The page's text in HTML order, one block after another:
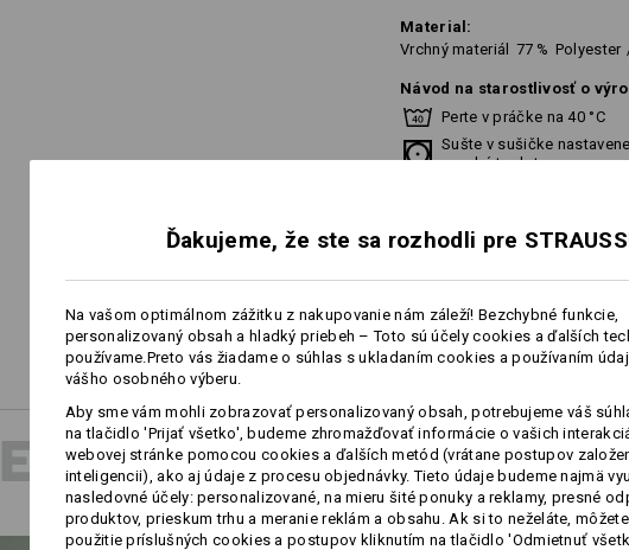
Material:
Vrchný materiál
77 % Polyester
Návod na starostlivosť o
Perte v práčke na 40 °C
Sušte v sušičke
vysokú teplotu
Prispôsobenie:
viac
INFORMÁCIE
Ďakujeme, že ste sa rozhodli pre
Na vašom optimálnom zážitku z nakupovanie nám záleží! Bezchybné funkcie,
personalizovaný obsah a hladký priebeh – Toto sú účely cookies a ďalších
používame.Preto vás žiadame o súhlas s ukladaním cookies a používaním
vášho osobného výberu.
Aby sme vám mohli zobrazovať personalizovaný obsah, potrebujeme váš
na tlačidlo 'Prijať všetko', budeme zhromažďovať informácie o vašich
webovej stránke pomocou cookies a ďalších metód (vrátane postupov
inteligencii), ako aj údaje z procesu objednávky. Tieto údaje budeme najmä
nasledovné účely: personalizované, na mieru šité ponuky a reklamy, presné
produktov, prieskum trhu a meranie reklám a obsahu. Ak si to neželáte,
použitie príslušných cookies a postupov kliknutím na tlačidlo 'Odmietnuť